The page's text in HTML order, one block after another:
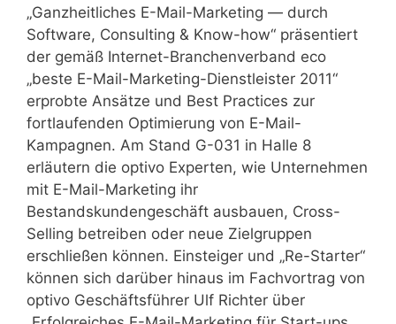
„Ganzheitliches E-Mail-Marketing — durch
Software, Consulting & Know-how“ präsentiert
der gemäß Internet-Branchenverband eco
„beste E-Mail-Marketing-Dienstleister 2011“
erprobte Ansätze und Best Practices zur
fortlaufenden Optimierung von E-Mail-
Kampagnen. Am Stand G-031 in Halle 8
erläutern die optivo Experten, wie Unternehmen
mit E-Mail-Marketing ihr
Bestandskundengeschäft ausbauen, Cross-
Selling betreiben oder neue Zielgruppen
erschließen können. Einsteiger und „Re-Starter“
können sich darüber hinaus im Fachvortrag von
optivo Geschäftsführer Ulf Richter über